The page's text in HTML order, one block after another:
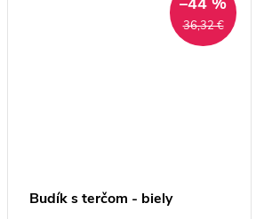
36,32 €
Budík s terčom - biely